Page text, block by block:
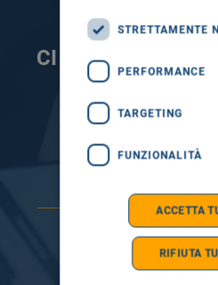
CI PRENDIAMO
ISCRIVITI AI NOSTRI
STRETTAMENTE
PERFORMANCE
TARGETING
FUNZIONALITÀ
ACCETTA
RIFIUTA